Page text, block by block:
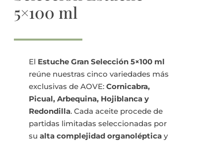
5×100 ml
El Estuche Gran Selección 5×100 ml
reúne nuestras cinco variedades más
exclusivas de AOVE:Cornicabra,
Picual, Arbequina, Hojiblanca y
Redondilla. Cada aceite procede de
partidas limitadas seleccionadas por
sualta complejidad organoléptica y